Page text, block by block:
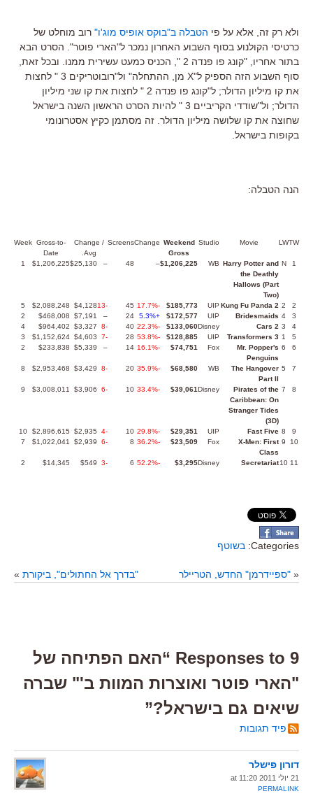
ולא רק זה, אלא על פי הטבלה ב"בוקס אופיס מוג'ו" רוב מוחלט של
כרטיסי הקולנוע בסוף השבוע האחרון נמכר ל"הארי פוטר". הסרט הבא
בתור אחריו, "קונג פו פנדה 2 ", הכניס כמעט עשירית ממנו. ובכל זאת,
סוף השבוע הזה הספיק ל"X מן, ההתחלה" ול"רובוטריקים 3 " לחצות
את קו מיליון הדולר; ל"קונג פו פנדה 2 " לחצות את קו שני מיליון
הדולר; ול"שודדי הקריביים 3 " להיות הסרט הראשון השנה בישראל
שחוצה את קו שלושה מיליון הדולר. זה מסתמן כקיץ אסטרונומי
בקופות בישראל.
הנה הטבלה:
TW
LW
Movie
Studio
Weekend
Gross
Change
Screens
Change /
Avg.
Gross-to-
Date
Week
1
N
Harry Potter and
the Deathly
Hallows (Part
Two)
WB
$1,206,225
–
48
–
$25,130
$1,206,225
1
2
2
Kung Fu Panda 2
UIP
$185,773
-17.7%
45
-13
$4,128
$2,088,248
5
3
4
Bridesmaids
UIP
$172,577
+5.3%
24
–
$7,191
$468,008
2
4
3
Cars 2
Disney
$133,060
-22.3%
40
-8
$3,327
$964,402
4
5
1
Transformers 3
UIP
$128,885
-53.8%
28
-7
$4,603
$1,152,624
3
6
6
Mr. Popper's
Penguins
Fox
$74,751
-16.1%
14
–
$5,339
$233,838
2
7
5
The Hangover
Part II
WB
$68,580
-35.9%
20
-8
$3,429
$2,953,468
8
8
7
Pirates of the
Caribbean: On
Stranger Tides
(3D)
Disney
$39,061
-33.4%
10
-6
$3,906
$3,008,011
9
9
8
Fast Five
UIP
$29,351
-29.8%
10
-4
$2,935
$2,896,615
10
10
9
X-Men: First
Class
Fox
$23,509
-36.2%
8
-6
$2,939
$1,022,041
7
11
10
Secretariat
Disney
$3,295
-52.2%
6
-3
$549
$14,345
2
Categories: בשוטף
« "ספיידרמן" החדש, הטריילר "בדרך אל החתולים", ביקורת »
9 Responses to “האם הפתיחה של
"הארי פוטר ואוצרות המוות ב'" שברה
שיאים גם בישראל?”
פיד תגובות
דורון פישלר
21 יולי 2011 at 11:20
PERMALINK